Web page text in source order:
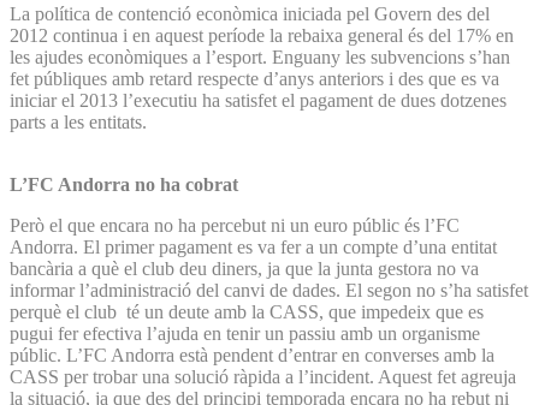
La política de contenció econòmica iniciada pel Govern des del
2012 continua i en aquest període la rebaixa general és del 17% en
les ajudes econòmiques a l’esport. Enguany les subvencions s’han
fet públiques amb retard respecte d’anys anteriors i des que es va
iniciar el 2013 l’executiu ha satisfet el pagament de dues dotzenes
parts a les entitats.
L’FC Andorra no ha cobrat
Però el que encara no ha percebut ni un euro públic és l’FC
Andorra. El primer pagament es va fer a un compte d’una entitat
bancària a què el club deu diners, ja que la junta gestora no va
informar l’administració del canvi de dades. El segon no s’ha satisfet
perquè el club té un deute amb la CASS, que impedeix que es
pugui fer efectiva l’ajuda en tenir un passiu amb un organisme
públic. L’FC Andorra està pendent d’entrar en converses amb la
CASS per trobar una solució ràpida a l’incident. Aquest fet agreuja
la situació, ja que des del principi temporada encara no ha rebut ni